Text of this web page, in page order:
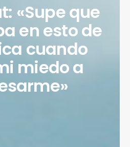
«Supe que
en esto de
cuando
miedo a